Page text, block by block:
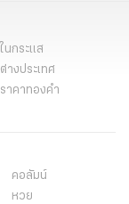
ในกระแส
ต่างประเทศ
ราคาทองคำ
คอลัมน์
หวย